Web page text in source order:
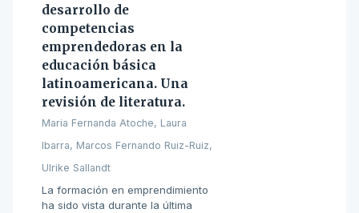
desarrollo de
competencias
emprendedoras en la
educación básica
latinoamericana. Una
revisión de literatura.
Maria Fernanda Atoche, Laura
Ibarra, Marcos Fernando Ruiz-Ruiz,
Ulrike Sallandt
La formación en emprendimiento
ha sido vista durante la última